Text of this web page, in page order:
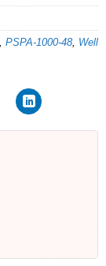
PSPA-1000-48, Well